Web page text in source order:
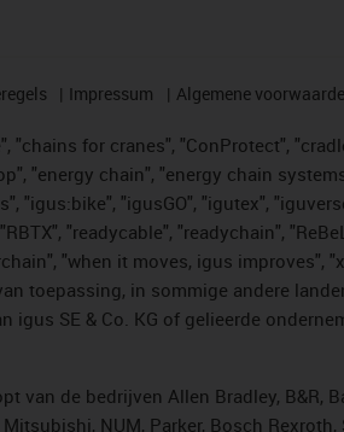
Impressum Algemene
"chains for cranes", "ConProtect",
"energy chain", "energy chain
"igus:bike", "igusGO", "igutex",
"readycable", "readychain",
"when it moves, igus
toepassing, in sommige andere
SE & Co. KG of gelieerde
de bedrijven Allen Bradley, B&R,
NUM, Parker, Bosch